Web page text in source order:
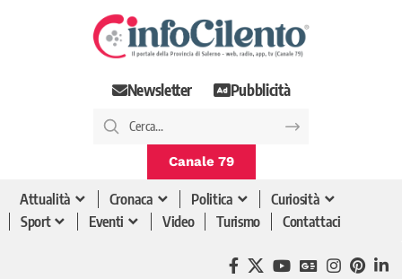
Newsletter Pubblicità
Canale 79
Attualità Cronaca Politica
Curiosità
Sport
Eventi Video Turismo Contattaci